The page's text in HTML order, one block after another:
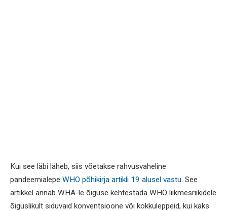
Kui see läbi läheb, siis võetakse rahvusvaheline
pandeemialepe WHO põhikirja artikli 19 alusel vastu. See
artikkel annab WHA-le õiguse kehtestada WHO liikmesriikidele
õiguslikult siduvaid konventsioone või kokkuleppeid, kui kaks